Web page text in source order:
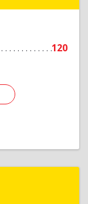
120
Подробнее